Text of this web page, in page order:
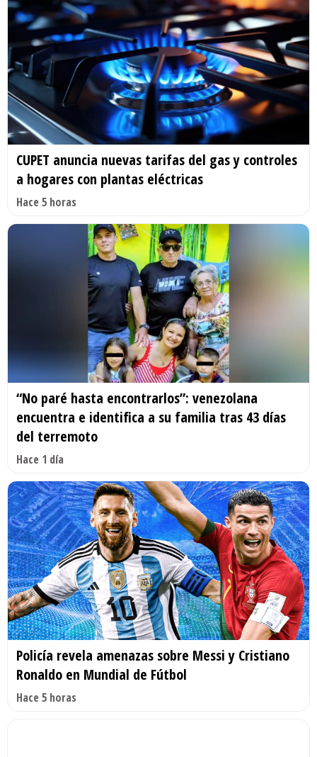
CUPET anuncia nuevas tarifas del gas y controles
a hogares con plantas eléctricas
Hace 5 horas
“No paré hasta encontrarlos”: venezolana
encuentra e identifica a su familia tras 43 días
del terremoto
Hace 1 día
Policía revela amenazas sobre Messi y Cristiano
Ronaldo en Mundial de Fútbol
Hace 5 horas